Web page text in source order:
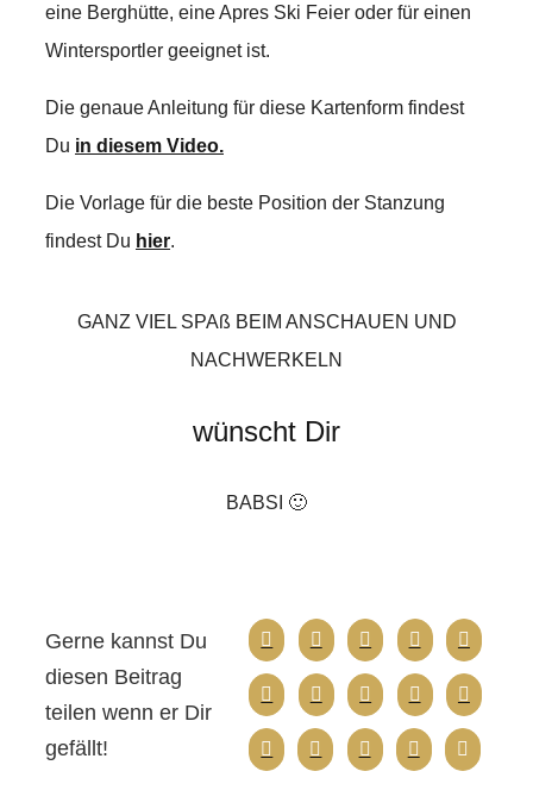
eine Berghütte, eine Apres Ski Feier oder für einen
Wintersportler geeignet ist.
Die genaue Anleitung für diese Kartenform findest
Du in diesem Video.
Die Vorlage für die beste Position der Stanzung
findest Du hier.
GANZ VIEL SPAß BEIM ANSCHAUEN UND
NACHWERKELN
wünscht Dir
BABSI 🙂
Gerne kannst Du
diesen Beitrag
teilen wenn er Dir
gefällt!